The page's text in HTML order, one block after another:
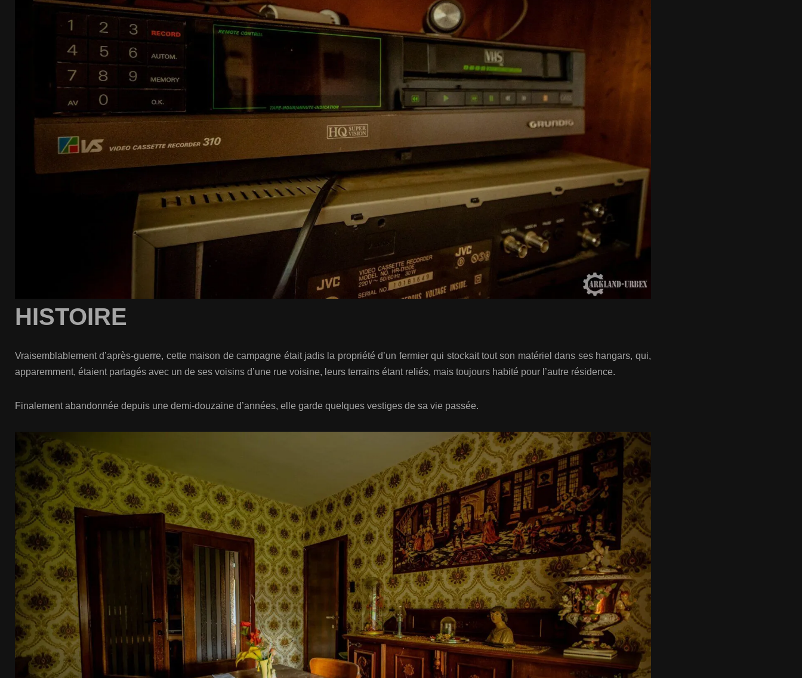
HISTOIRE
Vraisemblablement d’après-guerre, cette maison de campagne était jadis la propriété d’un fermier qui stockait tout son matériel dans ses hangars, qui,
apparemment, étaient partagés avec un de ses voisins d’une rue voisine, leurs terrains étant reliés, mais toujours habité pour l’autre résidence.
Finalement abandonnée depuis une demi-douzaine d’années, elle garde quelques vestiges de sa vie passée.